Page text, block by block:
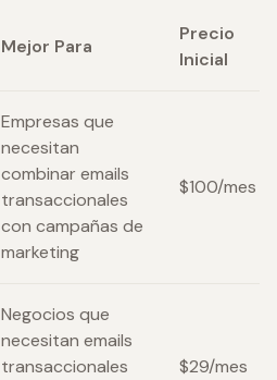
Mejor Para
Precio
Inicial
Empresas que
necesitan
combinar emails
transaccionales
con campañas de
marketing
$100/mes
Negocios que
necesitan emails
transaccionales
$29/mes